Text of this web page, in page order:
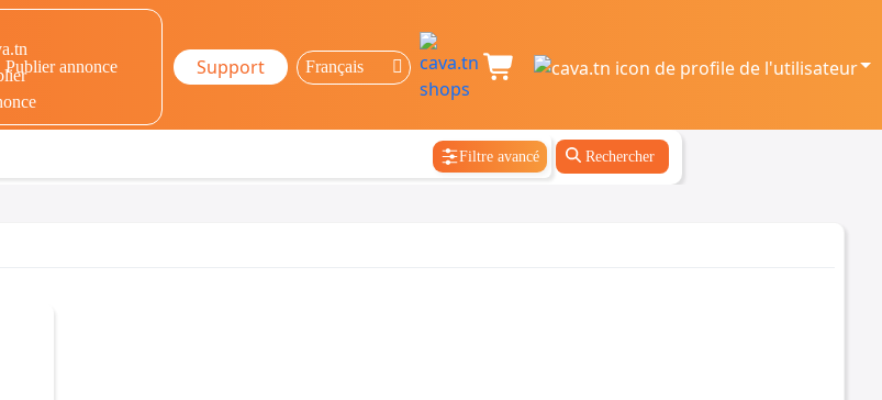
Publier annonce Support
Filtre avancé Rechercher